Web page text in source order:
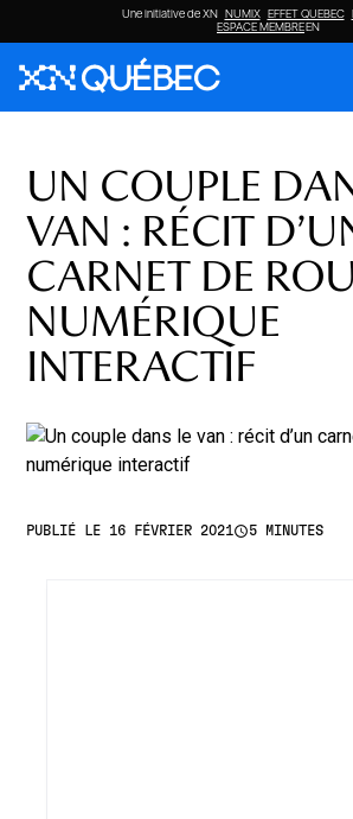
Une initiative de XN NUMIX EFFET QUEBEC
ESPACE MEMBREEN
UN COUPLE
VAN : RÉCIT
CARNET DE
NUMÉRIQUE
INTERACTIF
PUBLIÉ LE 16 FÉVRIER 2021access_time5 MINUTES